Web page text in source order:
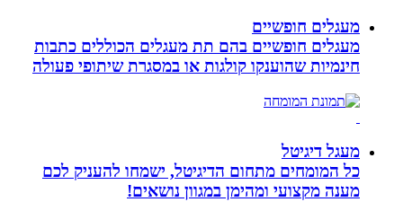
מעגלים חופשיים
מעגלים חופשיים בהם תת מעגלים הכוללים כתבות
חינמיות שהוענקו קולגות או במסגרת שיתופי פעולה
מעגל דיגיטל
כל המומחים מתחום הדיגיטל, ישמחו להעניק לכם
מענה מקצועי ומהימן במגוון נושאים!